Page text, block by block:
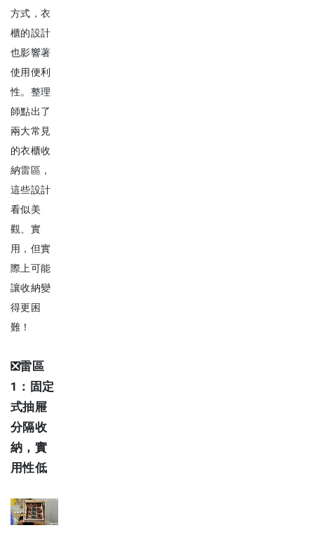
方式，衣
櫃的設計
也影響著
使用便利
性。整理
師點出了
兩大常見
的衣櫃收
納雷區，
這些設計
看似美
觀、實
用，但實
際上可能
讓收納變
得更困
難！
❎雷區
1：固定
式抽屜
分隔收
納，實
用性低